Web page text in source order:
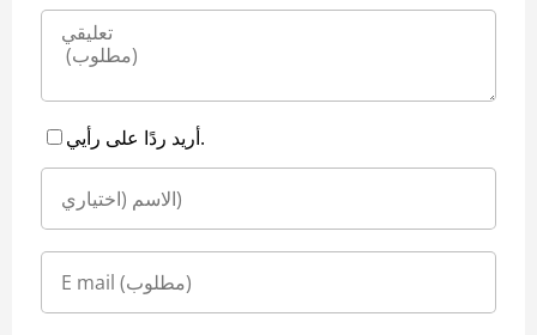
أريد ردًا على رأيي.